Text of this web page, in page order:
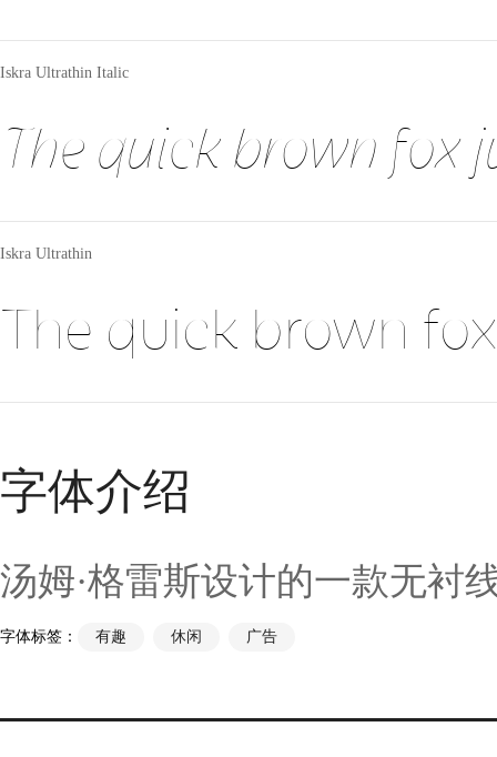
Iskra Ultrathin Italic
The quick brown fox
Iskra Ultrathin
The quick brown
字体介绍
汤姆·格雷斯设计的一款无衬
字体标签： 有趣 休闲 广告